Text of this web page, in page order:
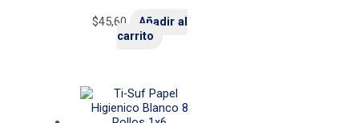
$45,60
Añadir al
carrito